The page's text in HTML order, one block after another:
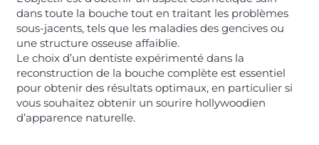
dans toute la bouche tout en traitant les problèmes
sous-jacents, tels que les maladies des gencives ou
une structure osseuse affaiblie.
Le choix d’un dentiste expérimenté dans la
reconstruction de la bouche complète est essentiel
pour obtenir des résultats optimaux, en particulier si
vous souhaitez obtenir un sourire hollywoodien
d’apparence naturelle.